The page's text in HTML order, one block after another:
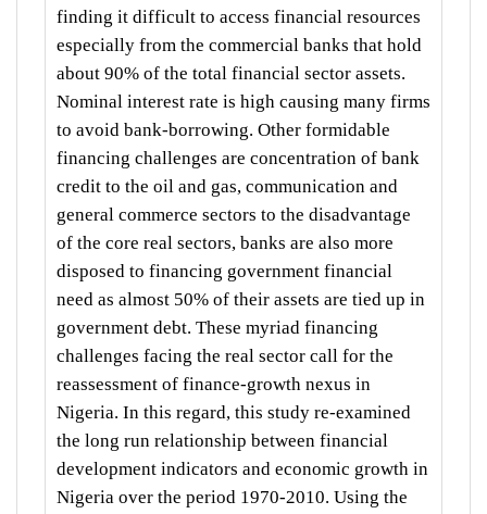
finding it difficult to access financial resources
especially from the commercial banks that hold
about 90% of the total financial sector assets.
Nominal interest rate is high causing many firms
to avoid bank-borrowing. Other formidable
financing challenges are concentration of bank
credit to the oil and gas, communication and
general commerce sectors to the disadvantage
of the core real sectors, banks are also more
disposed to financing government financial
need as almost 50% of their assets are tied up in
government debt. These myriad financing
challenges facing the real sector call for the
reassessment of finance-growth nexus in
Nigeria. In this regard, this study re-examined
the long run relationship between financial
development indicators and economic growth in
Nigeria over the period 1970-2010. Using the